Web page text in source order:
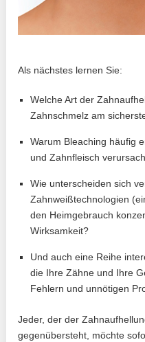
Als nächstes lernen Sie:
Welche Art der
Zahnschmelz am
Warum Bleaching häufig
und Zahnfleisch
Wie unterscheiden sich
Zahnweißtechnologien
den Heimgebrauch
Wirksamkeit?
Und auch eine Reihe
die Ihre Zähne und Ihre
Fehlern und unnötigen
Jeder, der der
gegenübersteht, möchte